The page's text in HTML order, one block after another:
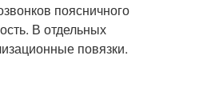
поясничного
В отдельных
повязки.